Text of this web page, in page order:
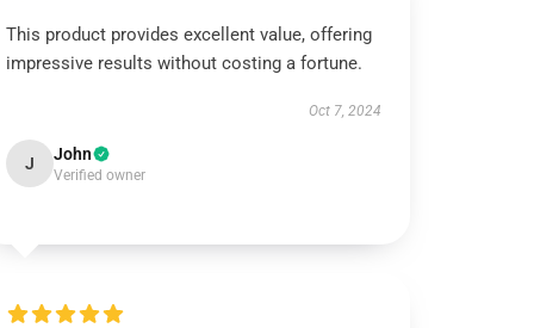
This product provides excellent value, offering
impressive results without costing a fortune.
Oct 7, 2024
J John
Verified owner